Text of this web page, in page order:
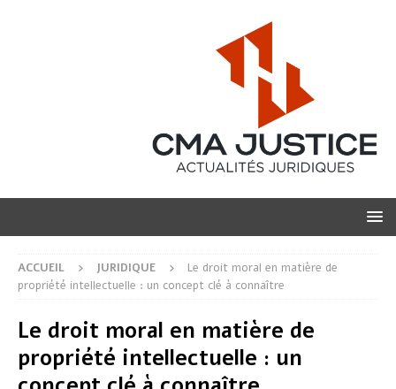
ACCUEIL JURIDIQUE
Le droit moral en matière de
propriété intellectuelle : un concept clé à connaître
Le droit moral en matière de
propriété intellectuelle : un